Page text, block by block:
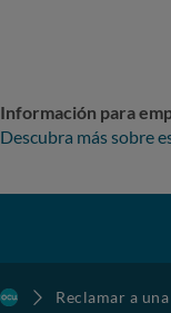
Información para
Descubra más sobre
Reclamar a